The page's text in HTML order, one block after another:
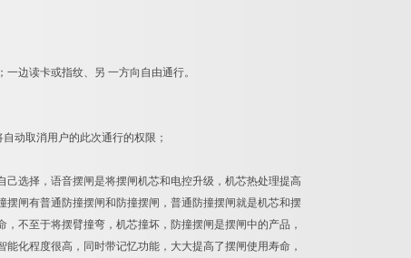
边读卡或指纹、另 一方向自由通行。
动取消用户的此次通行的权限；
选择，语音摆闸是将摆闸机芯和电控升级，机芯热处理提高
闸有普通防撞摆闸和防撞摆闸，普通防撞摆闸就是机芯和摆
不至于将摆臂撞弯，机芯撞坏，防撞摆闸是摆闸中的产品，
化程度很高，同时带记忆功能，大大提高了摆闸使用寿命，